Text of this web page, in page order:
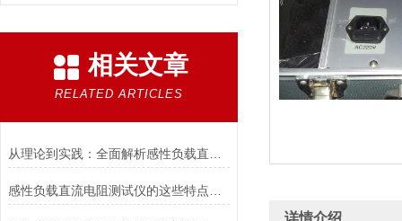
相关文章
RELATED ARTICLES
详情介绍